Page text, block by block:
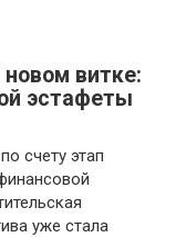
витке:
эстафеты
счету этап
уже стала